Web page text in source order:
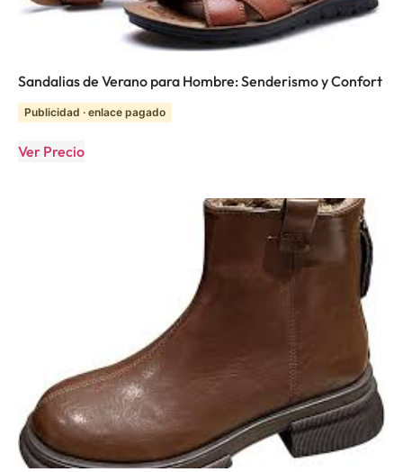
Sandalias de Verano para Hombre: Senderismo y Confort
Publicidad · enlace pagado
Ver Precio